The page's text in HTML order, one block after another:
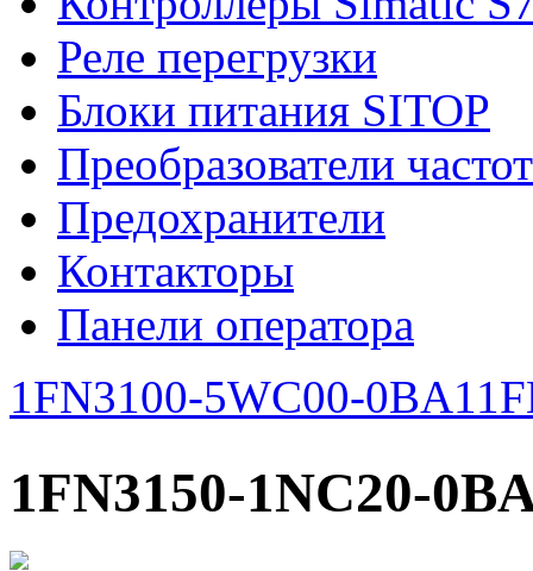
Реле перегрузки
Блоки питания SITOP
Преобразователи
Предохранители
Контакторы
Панели оператора
1FN3100-5WC00-0BA1
1FN3150-1NC20-